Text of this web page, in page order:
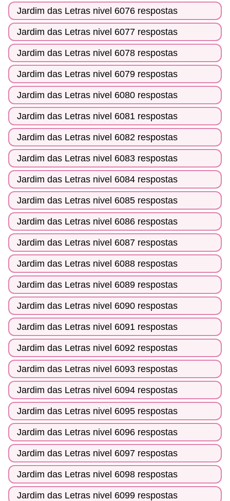
Jardim das Letras nivel 6076 respostas
Jardim das Letras nivel 6077 respostas
Jardim das Letras nivel 6078 respostas
Jardim das Letras nivel 6079 respostas
Jardim das Letras nivel 6080 respostas
Jardim das Letras nivel 6081 respostas
Jardim das Letras nivel 6082 respostas
Jardim das Letras nivel 6083 respostas
Jardim das Letras nivel 6084 respostas
Jardim das Letras nivel 6085 respostas
Jardim das Letras nivel 6086 respostas
Jardim das Letras nivel 6087 respostas
Jardim das Letras nivel 6088 respostas
Jardim das Letras nivel 6089 respostas
Jardim das Letras nivel 6090 respostas
Jardim das Letras nivel 6091 respostas
Jardim das Letras nivel 6092 respostas
Jardim das Letras nivel 6093 respostas
Jardim das Letras nivel 6094 respostas
Jardim das Letras nivel 6095 respostas
Jardim das Letras nivel 6096 respostas
Jardim das Letras nivel 6097 respostas
Jardim das Letras nivel 6098 respostas
Jardim das Letras nivel 6099 respostas